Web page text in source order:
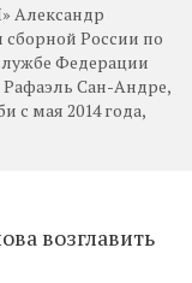
Александр
России по
Федерации
Рафаэль Сан-Андре,
с мая 2014 года,
возглавить